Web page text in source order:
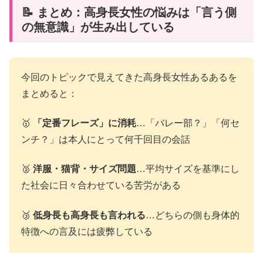
📝 まとめ：高身長女性の悩みは「言う側
の無意識」が生み出している
今回のトピックで見えてきた高身長女性あるあるを
まとめると：
🥇 「定番フレーズ」に消耗…「バレー部？」「何セ
ンチ？」は本人にとって何千回目の会話
🥈 洋服・猫背・サイズ問題…平均サイズを基準にし
た社会に日々合わせている苦労がある
🥉 低身長も高身長も言われる…どちらの側も身体的
特徴への言及には疲弊している